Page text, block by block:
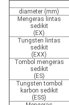
diameter (mm)
Mengeras lintas
sedikit
(EX)
Tungsten lintas
sedikit
(EXX)
Tombol mengeras
sedikit
(ES)
Tungsten tombol
karbon sedikit
(ESS)